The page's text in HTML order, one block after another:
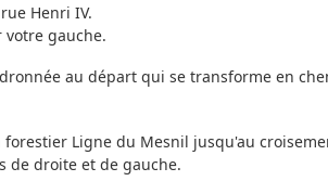
Henri IV.
votre gauche.
au départ qui se transforme en
Ligne du Mesnil jusqu'au
de droite et de gauche.